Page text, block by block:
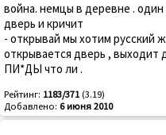
война. немцы в деревне .
дверь и кричит
- открывай мы хотим русский
открывается дверь , выходит
ПИ*ДЫ что ли .
Рейтинг: 1183/371 (3.19)
Добавлено: 6 июня 2010